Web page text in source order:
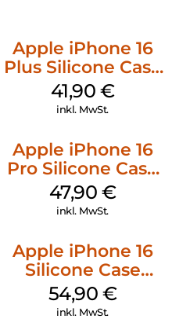
Apple iPhone 16
Plus Silicone Case
MagSafe Stone
Gray
41,90 €
inkl. MwSt.
Apple iPhone 16
Pro Silicone Case
MagSafe Denim
47,90 €
inkl. MwSt.
Apple iPhone 16
Silicone Case
MagSafe Lake
Green
54,90 €
inkl. MwSt.